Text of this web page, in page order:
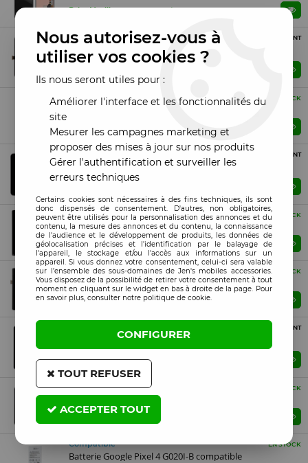
Prix : Veuillez vous connecter
OLED PROCHAINEMENT
Ecran Google Pixel 5 OLED noir
OLED EN STOCK
Prix : Veuillez vous connecter
PROCHAINEMENT
Ecran Google Pixel 9 OLED noir
OLED EN STOCK
Ecran Google Pixel 7 OLED avec chassis noir
Prix : Veuillez vous connecter
OLED EN STOCK
Ecran Google Pixel 7A OLED avec chassis noir
Prix : Veuillez vous connecter
PROCHAINEMENT
Ecran Google Pixel 5A TFT noir
Prix : Veuillez vous connecter
TFT EN STOCK
Ecran Google Pixel 9 Pro TFT noir
Compatible EN STOCK
Batterie Google Pixel 4 G020I-B compatible
Nous autorisez-vous à
utiliser vos cookies ?
Ils nous seront utiles pour :
Améliorer l'interface et les fonctionnalités du
site
Mesurer les campagnes marketing et
proposer des mises à jour sur nos produits
Gérer l'authentification et surveiller les
erreurs techniques
Certains cookies sont nécessaires à des fins techniques, ils sont
donc dispensés de consentement. D'autres, non obligatoires,
peuvent être utilisés pour la personnalisation des annonces et du
contenu, la mesure des annonces et du contenu, la connaissance
de l'audience et le développement de produits, les données de
géolocalisation précises et l'identification par le balayage de
l'appareil, le stockage et/ou l'accès aux informations sur un
appareil. Si vous donnez votre consentement, celui-ci sera valable
sur l’ensemble des sous-domaines de Jen's mobiles accessories.
Vous disposez de la possibilité de retirer votre consentement à tout
moment en cliquant sur le widget en bas à droite de la page. Pour
en savoir plus, consulter notre politique de cookie.
CONFIGURER
TOUT REFUSER
ACCEPTER TOUT